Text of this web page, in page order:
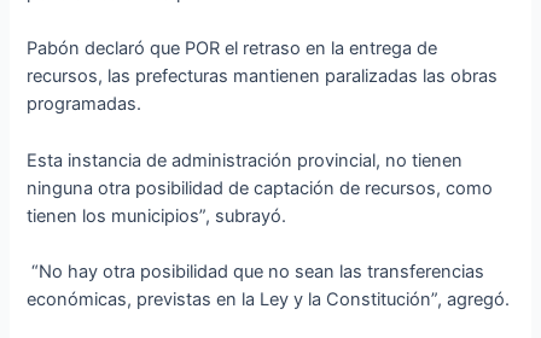
Pabón declaró que POR el retraso en la entrega de
recursos, las prefecturas mantienen paralizadas las obras
programadas.
Esta instancia de administración provincial, no tienen
ninguna otra posibilidad de captación de recursos, como
tienen los municipios”, subrayó.
“No hay otra posibilidad que no sean las transferencias
económicas, previstas en la Ley y la Constitución”, agregó.